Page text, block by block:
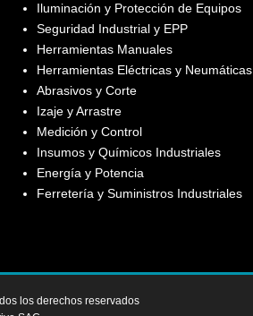
Iluminación y Protección de Equipos
Seguridad Industrial y EPP
Herramientas Manuales
Herramientas Eléctricas y Neumáticas
Abrasivos y Corte
Izaje y Arrastre
Medición y Control
Insumos y Químicos Industriales
Energía y Potencia
Ferretería y Suministros Industriales
los derechos reservados